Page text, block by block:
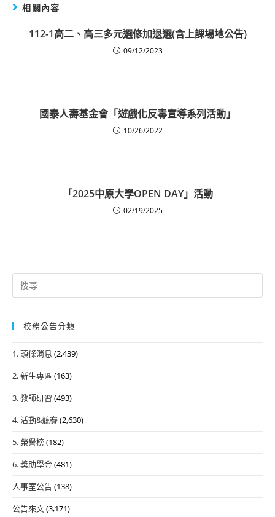
相關內容
112-1高二、高三多元選修加退選(含上課場地公告)
09/12/2023
國泰人壽基金會「遊戲化反毒宣導系列活動」
10/26/2022
「2025中原大學OPEN DAY」活動
02/19/2025
Search
for:
校務公告分類
1. 頭條消息 (2,439)
2. 新生專區 (163)
3. 教師研習 (493)
4. 活動&競賽(2,630)
5. 榮譽榜(182)
6. 獎助學金(481)
人事室公告(138)
公告來文(3,171)